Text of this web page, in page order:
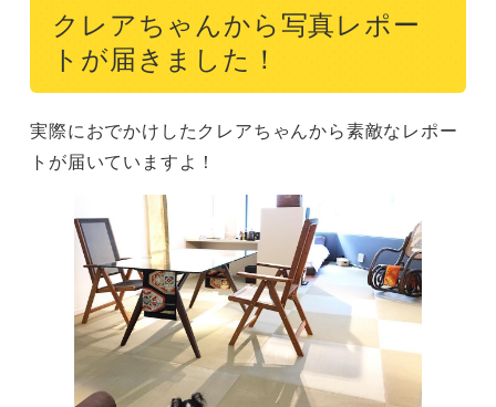
クレアちゃんから写真レポー
トが届きました！
実際におでかけしたクレアちゃんから素敵なレポー
トが届いていますよ！